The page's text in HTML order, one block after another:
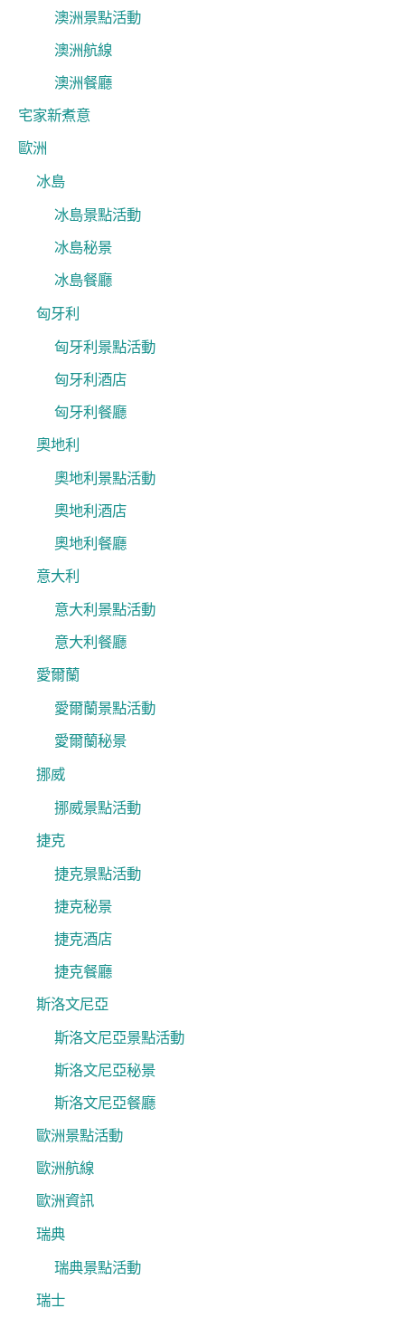
澳洲景點活動
澳洲航線
澳洲餐廳
宅家新煮意
歐洲
冰島
冰島景點活動
冰島秘景
冰島餐廳
匈牙利
匈牙利景點活動
匈牙利酒店
匈牙利餐廳
奧地利
奧地利景點活動
奧地利酒店
奧地利餐廳
意大利
意大利景點活動
意大利餐廳
愛爾蘭
愛爾蘭景點活動
愛爾蘭秘景
挪威
挪威景點活動
捷克
捷克景點活動
捷克秘景
捷克酒店
捷克餐廳
斯洛文尼亞
斯洛文尼亞景點活動
斯洛文尼亞秘景
斯洛文尼亞餐廳
歐洲景點活動
歐洲航線
歐洲資訊
瑞典
瑞典景點活動
瑞士